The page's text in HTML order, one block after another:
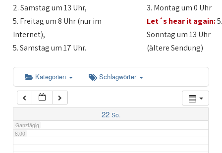
2. Samstag um 13 Uhr,
5. Freitag um 8 Uhr (nur im
Internet),
5. Samstag um 17 Uhr.
3. Montag um 0 Uhr
Let´s hear it again:
Sonntag um 13 Uhr
(ältere Sendung)
Kategorien Schlagwörter
22 So.
Ganztägig
5:00
6:00
7:00
8:00